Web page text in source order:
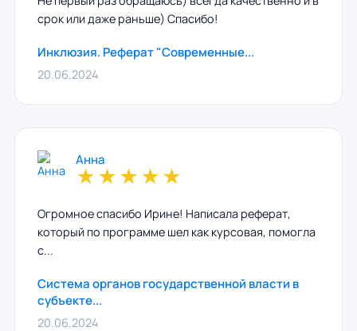
срок или даже раньше) Спасибо!
Инклюзия. Реферат "Современные...
20.06.2024
Анна
★★★★★
Огромное спасибо Ирине! Написала реферат,
который по программе шел как курсовая, помогла
с...
Система органов государственной власти в
субъекте...
20.06.2024